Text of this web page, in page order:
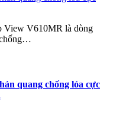
View V610MR là dòng
quang chống lóa cực